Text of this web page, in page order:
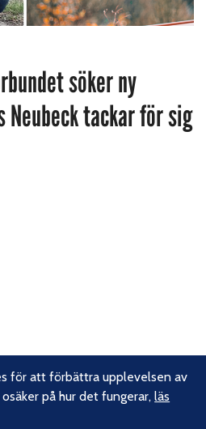
söker ny
Neubeck tackar för sig
för att förbättra upplevelsen av
på hur det fungerar,läs